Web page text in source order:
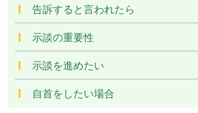
告訴すると言われたら
示談の重要性
示談を進めたい
自首をしたい場合